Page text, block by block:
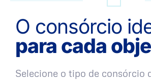
O consórcio
para cada
Selecione o tipo de consórcio